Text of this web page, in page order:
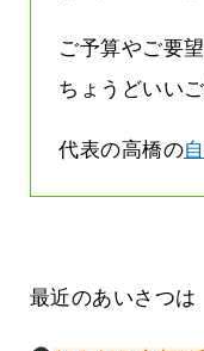
ご予算やご要
ちょうどいい
代表の高橋の
最近のあいさつは